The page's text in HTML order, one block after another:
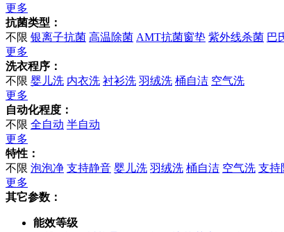
更多
抗菌类型：
不限 银离子抗菌 高温除菌 AMT抗菌窗垫 紫外线杀菌 巴
更多
洗衣程序：
不限 婴儿洗 内衣洗 衬衫洗 羽绒洗 桶自洁 空气洗
更多
自动化程度：
不限 全自动 半自动
更多
特性：
不限 泡泡净 支持静音 婴儿洗 羽绒洗 桶自洁 空气洗 支持
更多
其它参数：
能效等级